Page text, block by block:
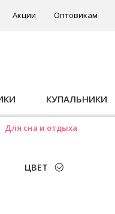
Акции Оптовикам
КУПАЛЬНИКИ
Для сна и отдыха
ЦВЕТ